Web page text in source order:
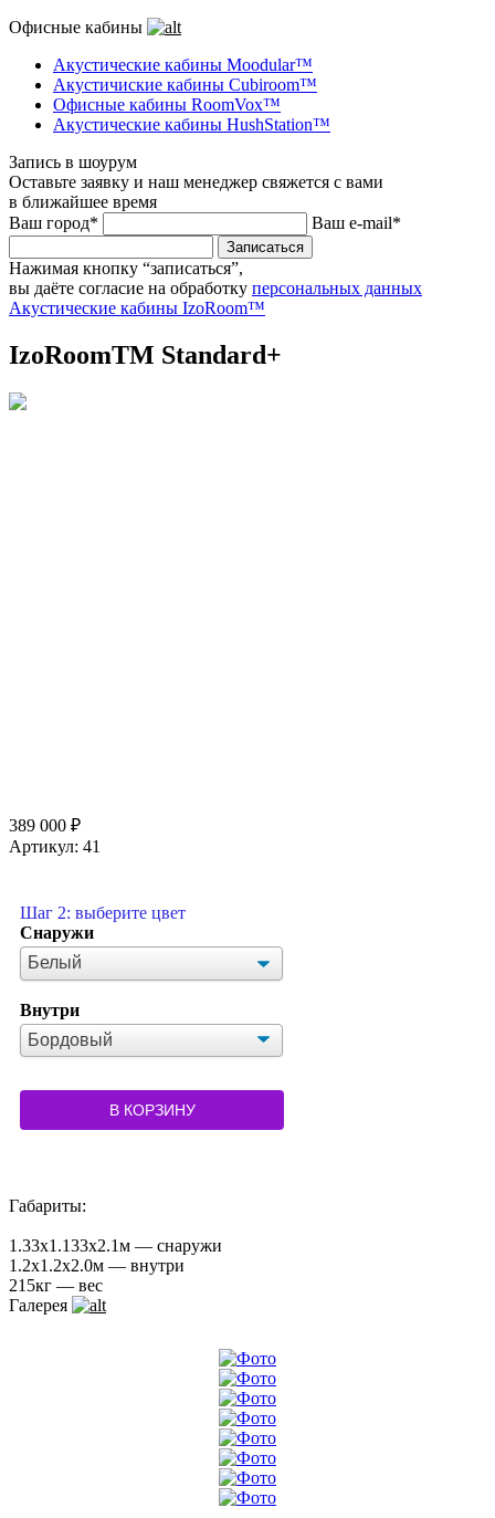
Офисные кабины
Акустические кабины Moodular™
Акустичиские кабины Cubiroom™
Офисные кабины RoomVox™
Акустические кабины HushStation™
Запись в шоурум
Оставьте заявку и наш менеджер свяжется с вами
в ближайшее время
Ваш город*
Ваш e-mail*
Записаться
Нажимая кнопку “записаться”,
вы даёте согласие на обработку персональных данных
Акустические кабины IzoRoom™
IzoRoomTM Standard+
389 000 ₽
Артикул: 41
Шаг 2: выберите цвет
Снаружи
Внутри
В КОРЗИНУ
Габариты:
1.33x1.133x2.1м — снаружи
1.2x1.2x2.0м — внутри
215кг — вес
Галерея